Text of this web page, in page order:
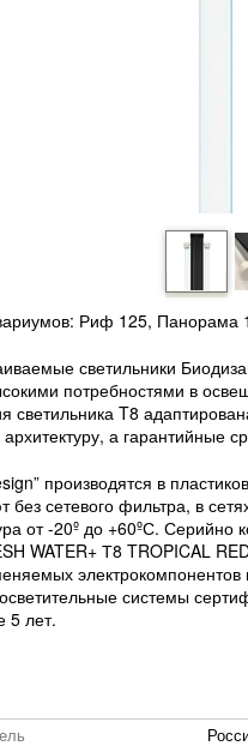
Риф 125, Панорама
светильники
потребностями в
светильника T8
а гарантийные
производятся в
без сетевого фильтра, в
от -20º до +60ºС.
WATER+ Т8 TROPICAL
электрокомпонентов
системы
5 лет.